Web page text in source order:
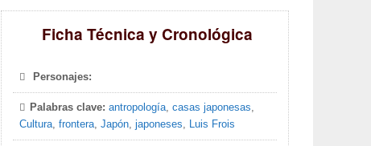
Ficha Técnica y Cronológica
Personajes:
Palabras clave: antropología, casas japonesas,
Cultura, frontera, Japón, japoneses, Luis Frois